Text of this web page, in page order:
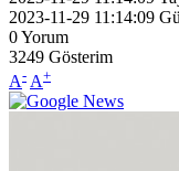
2023-11-29 11:14:09
0Yorum
3249 Gösterim
A- A+